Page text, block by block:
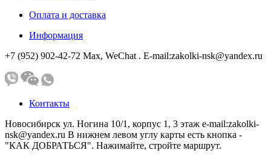
Оплата и доставка
Информация
+7 (952) 902-42-72 Мах, WeChat . E-mail:zakolki-nsk@yandex.ru
Контакты
Новосибирск ул. Ногина 10/1, корпус 1, 3 этаж e-mail:zakolki-
nsk@yandex.ru В нижнем левом углу карты есть кнопка -
"КАК ДОБРАТЬСЯ". Нажимайте, стройте маршрут.